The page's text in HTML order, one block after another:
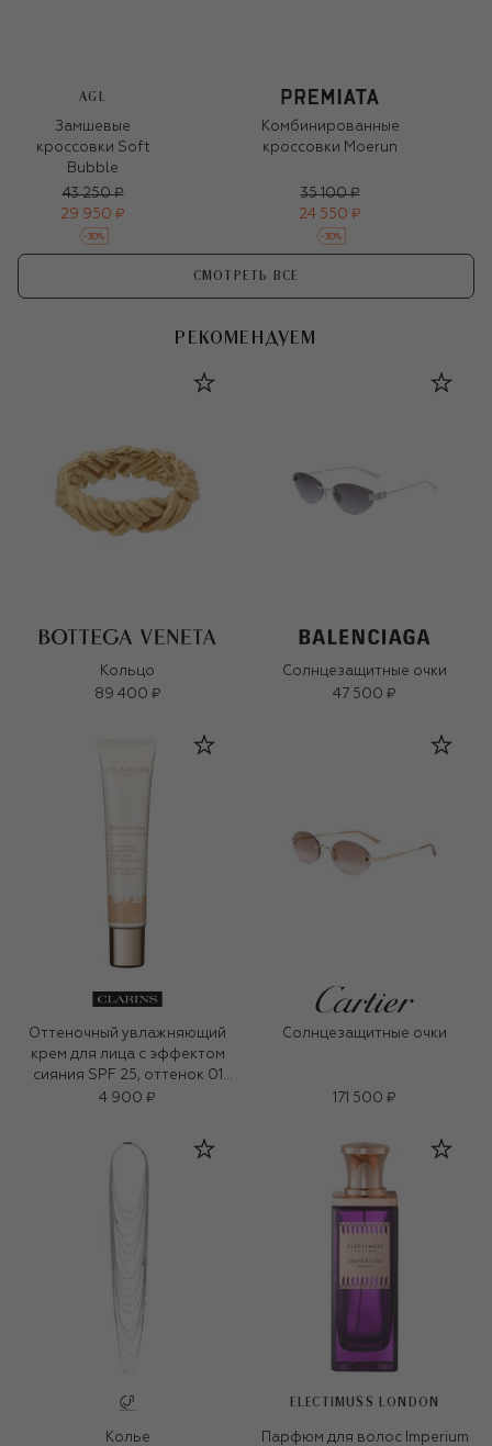
AGL
Замшевые
кроссовки Soft
Bubble
43 250 ₽
29 950 ₽
-30%
Комбинированные
кроссовки Moerun
35 100 ₽
24 550 ₽
-30%
СМОТРЕТЬ ВСЕ
РЕКОМЕНДУЕМ
Кольцо
89 400 ₽
Солнцезащитные очки
47 500 ₽
Оттеночный увлажняющий
крем для лица с эффектом
сияния SPF 25, оттенок 01
(40ml)
4 900 ₽
Солнцезащитные очки
171 500 ₽
Колье
ELECTIMUSS LONDON
Парфюм для волос Imperium